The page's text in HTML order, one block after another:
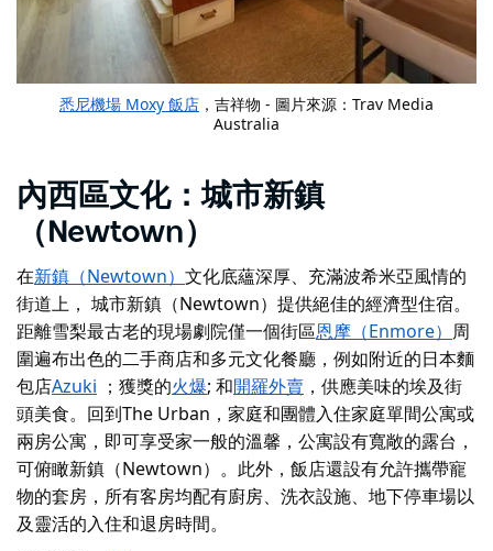
悉尼機場 Moxy 飯店 ，吉祥物 - 圖片來源：Trav Media
Australia
內西區文化：城市新鎮
（Newtown）
在新鎮（Newtown） 文化底蘊深厚、充滿波希米亞風情的
街道上， 城市新鎮（Newtown） 提供絕佳的經濟型住宿。
距離雪梨最古老的現場劇院僅一個街區恩摩（Enmore） 周
圍遍布出色的二手商店和多元文化餐廳，例如附近的日本麵
包店Azuki ；獲獎的火爆; 和開羅外賣 ，供應美味的埃及街
頭美食。回到The Urban，家庭和團體入住家庭單間公寓或
兩房公寓，即可享受家一般的溫馨，公寓設有寬敞的露台，
可俯瞰新鎮（Newtown）。此外，飯店還設有允許攜帶寵
物的套房，所有客房均配有廚房、洗衣設施、地下停車場以
及靈活的入住和退房時間。